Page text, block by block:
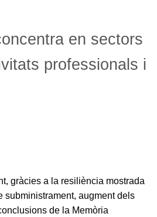
en sectors
professionals i
gràcies a la resiliència mostrada
subministrament, augment dels
de la Memòria